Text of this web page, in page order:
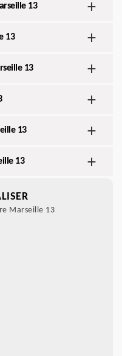
13
13
13
13
13
Marseille 13